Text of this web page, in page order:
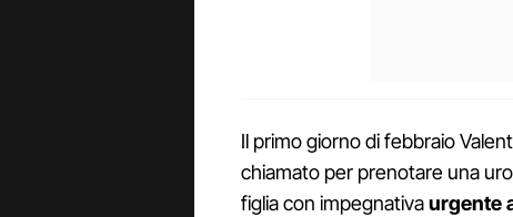
Il primo giorno di febbraio
chiamato per prenotare una
figlia con impegnativaurgente